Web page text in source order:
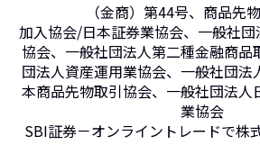
（金商）第44号、商品先
加入協会/日本証券業協会、一般社
協会、一般社団法人第二種金融商品
団法人資産運用業協会、一般社団法
本商品先物取引協会、一般社団法人
業協会
SBI証券－オンライントレードで株